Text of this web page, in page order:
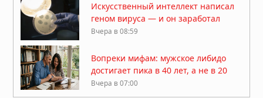
Искусственный интеллект написал
геном вируса — и он заработал
Вчера в 08:59
Вопреки мифам: мужское либидо
достигает пика в 40 лет, а не в 20
Вчера в 07:00